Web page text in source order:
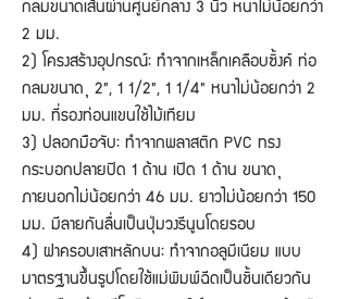
กลมขนาดเส้นผ่านศูนย์กลาง 3 นิ้ว หนาไม่น้อยกว่า
2 มม.
2) โครงสร้างอุปกรณ์: ทำจากเหล็กเคลือบซิ้งค์ ท่อ
กลมขนาด Ø 2", 1 1/2", 1 1/4" หนาไม่น้อยกว่า 2
มม. ที่รองท่อนแขนใช้ไม้เทียม
3) ปลอกมือจับ: ทำจากพลาสติก PVC ทรง
กระบอกปลายปิด 1 ด้าน เปิด 1 ด้าน ขนาด Ø
ภายนอกไม่น้อยกว่า 46 มม. ยาวไม่น้อยกว่า 150
มม. มีลายกันลื่นเป็นปุ่มวงรีนูนโดยรอบ
4) ฝาครอบเสาหลักบน: ทำจากอลูมีเนียม แบบ
มาตรฐานขึ้นรูปโดยใช้แม่พิมพ์ฉีดเป็นชิ้นเดียวกัน